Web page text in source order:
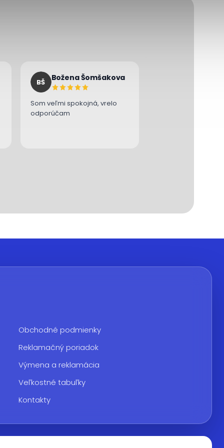
BŠ Božena Šomšakova
Som veľmi spokojná, vrelo
odporúčam
Obchodné podmienky
Reklamačný poriadok
Výmena a reklamácia
Veľkostné tabuľky
Kontakty